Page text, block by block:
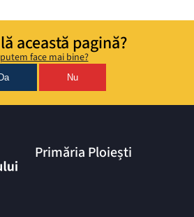
această pagină?
face mai bine?
Da Nu
Primăria Ploiești